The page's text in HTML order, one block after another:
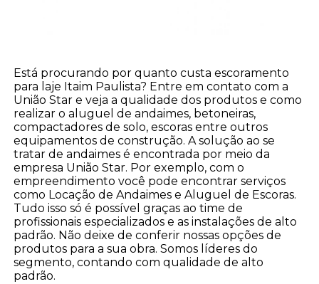
Está procurando por quanto custa escoramento
para laje Itaim Paulista? Entre em contato com a
União Star e veja a qualidade dos produtos e como
realizar o aluguel de andaimes, betoneiras,
compactadores de solo, escoras entre outros
equipamentos de construção. A solução ao se
tratar de andaimes é encontrada por meio da
empresa União Star. Por exemplo, com o
empreendimento você pode encontrar serviços
como Locação de Andaimes e Aluguel de Escoras.
Tudo isso só é possível graças ao time de
profissionais especializados e as instalações de alto
padrão. Não deixe de conferir nossas opções de
produtos para a sua obra. Somos líderes do
segmento, contando com qualidade de alto
padrão.